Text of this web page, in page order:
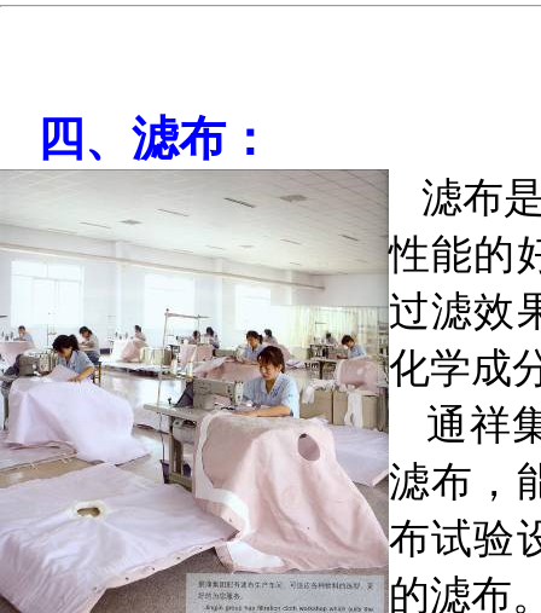
四、滤布：
滤布
性能的
过滤效
化学成
通祥
滤布，
布试验
的滤布